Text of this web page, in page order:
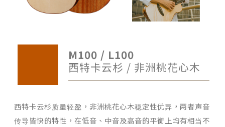
M100 / L100
西特卡云杉 / 非洲桃花心木
西特卡云杉质量轻盈，非洲桃花心木稳定性优异，两者声音
传导皆快的特性，在低音、中音及高音的平衡上均有相当不